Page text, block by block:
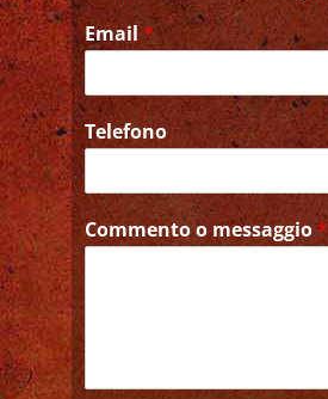
Email *
Telefono
Commento o messaggio*